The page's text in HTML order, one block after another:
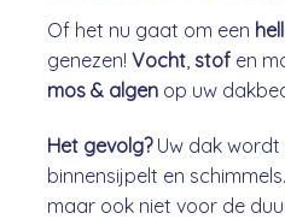
Of het nu gaat om een
genezen! Vocht stof en
mos & algen op uw
Het gevolg?Uw dak wordt
binnensijpelt en
maar ook niet voor de